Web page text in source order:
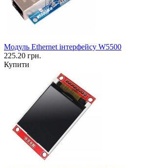
Модуль Ethernet інтерфейсу W5500
225.20 грн.
Купити